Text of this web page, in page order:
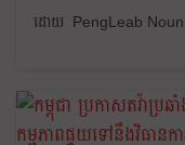
PengLeab Noun